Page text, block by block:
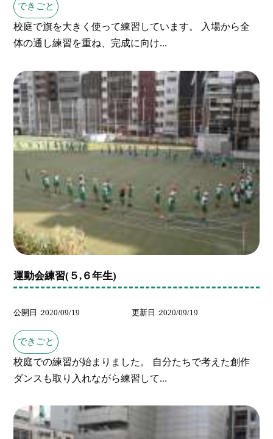
できごと
校庭で旗を大きく使って練習しています。 入場から全
体の通し練習を重ね、完成に向け...
運動会練習(５,６年生)
公開日 2020/09/19 更新日 2020/09/19
できごと
校庭での練習が始まりました。 自分たちで考えた創作
ダンスも取り入れながら練習して...